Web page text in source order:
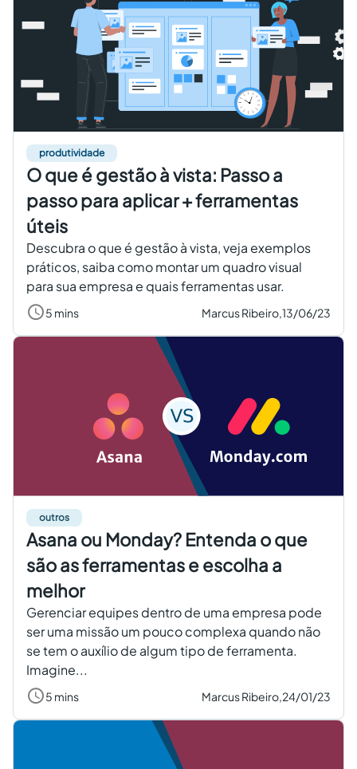
produtividade
O que é gestão à vista: Passo a
passo para aplicar + ferramentas
úteis
Descubra o que é gestão à vista, veja exemplos
práticos, saiba como montar um quadro visual
para sua empresa e quais ferramentas usar.
5 mins Marcus Ribeiro,13/06/23
outros
Asana ou Monday? Entenda o que
são as ferramentas e escolha a
melhor
Gerenciar equipes dentro de uma empresa pode
ser uma missão um pouco complexa quando não
se tem o auxílio de algum tipo de ferramenta.
Imagine...
5 mins Marcus Ribeiro,24/01/23